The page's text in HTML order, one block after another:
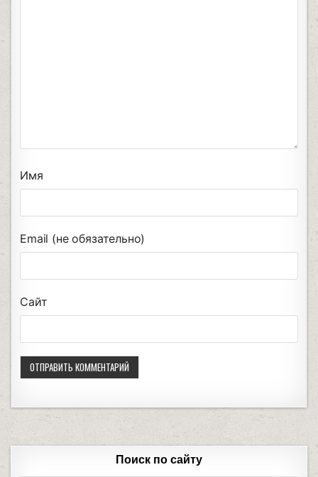
Имя
Email (не обязательно)
Сайт
Поиск по сайту